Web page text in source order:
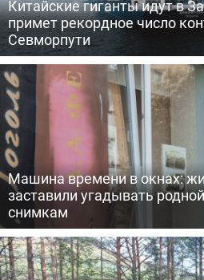
Китайские гиганты идут в
примет рекордное число
Севморпути
Машина времени в окнах:
заставили угадывать
снимкам